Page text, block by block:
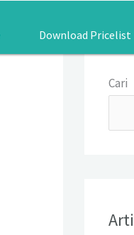
Download Pricelist
Cari